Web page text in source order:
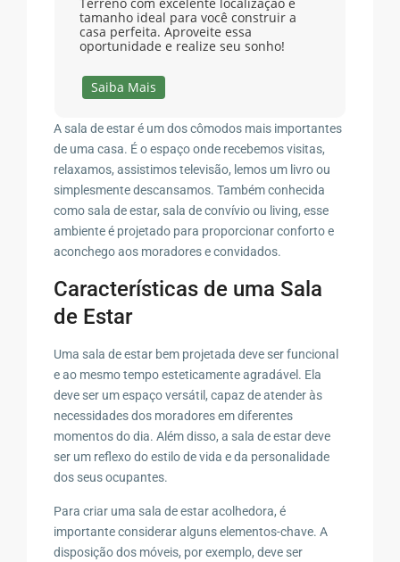
tamanho ideal para você construir a
casa perfeita. Aproveite essa
oportunidade e realize seu sonho!
Saiba Mais
A sala de estar é um dos cômodos mais importantes
de uma casa. É o espaço onde recebemos visitas,
relaxamos, assistimos televisão, lemos um livro ou
simplesmente descansamos. Também conhecida
como sala de estar, sala de convívio ou living, esse
ambiente é projetado para proporcionar conforto e
aconchego aos moradores e convidados.
Características de uma Sala
de Estar
Uma sala de estar bem projetada deve ser funcional
e ao mesmo tempo esteticamente agradável. Ela
deve ser um espaço versátil, capaz de atender às
necessidades dos moradores em diferentes
momentos do dia. Além disso, a sala de estar deve
ser um reflexo do estilo de vida e da personalidade
dos seus ocupantes.
Para criar uma sala de estar acolhedora, é
importante considerar alguns elementos-chave. A
disposição dos móveis, por exemplo, deve ser